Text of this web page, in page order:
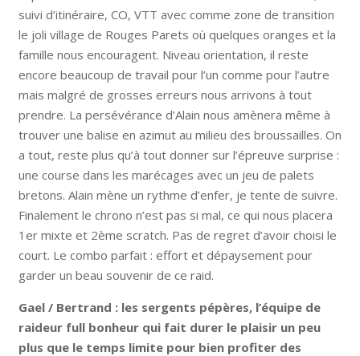
suivi d’itinéraire, CO, VTT avec comme zone de transition
le joli village de Rouges Parets où quelques oranges et la
famille nous encouragent. Niveau orientation, il reste
encore beaucoup de travail pour l’un comme pour l’autre
mais malgré de grosses erreurs nous arrivons à tout
prendre. La persévérance d’Alain nous amènera même à
trouver une balise en azimut au milieu des broussailles. On
a tout, reste plus qu’à tout donner sur l’épreuve surprise :
une course dans les marécages avec un jeu de palets
bretons. Alain mène un rythme d’enfer, je tente de suivre.
Finalement le chrono n’est pas si mal, ce qui nous placera
1er mixte et 2ème scratch. Pas de regret d’avoir choisi le
court. Le combo parfait : effort et dépaysement pour
garder un beau souvenir de ce raid.
Gael / Bertrand : les sergents pépères, l’équipe de
raideur full bonheur qui fait durer le plaisir un peu
plus que le temps limite pour bien profiter des